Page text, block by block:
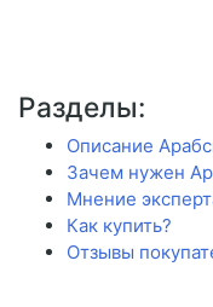
Разделы:
Описание
Зачем нужен
Мнение
Как купить?
Отзывы